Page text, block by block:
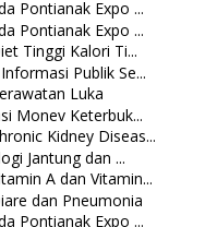
Pontianak Expo ...
Pontianak Expo ...
Tinggi Kalori Ti...
Publik Se...
Luka
Monev Keterbuk...
Kidney Diseas...
Jantung dan ...
A dan Vitamin...
dan Pneumonia
Pontianak Expo ...